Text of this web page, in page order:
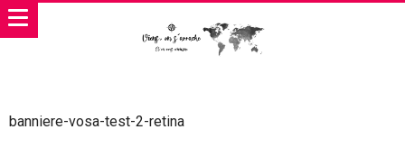
banniere-vosa-test-2-retina